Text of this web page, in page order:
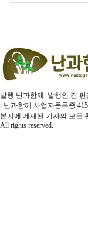
발행 난과함께. 발행인 겸 편
: 난과함께 사업자등록증
본지에 게재된 기사의 모든
All rights reserved.